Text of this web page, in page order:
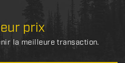
prix
la meilleure transaction.